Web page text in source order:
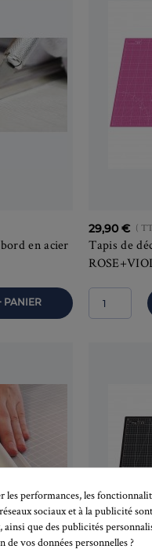
en acier
PANIER
29,90 € (
Tapis de
performances, les
sociaux et à la publicité
que des publicités
vos données personnelles ?